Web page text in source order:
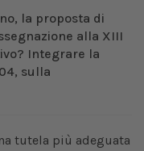
la proposta di
alla XIII
Integrare la
sulla